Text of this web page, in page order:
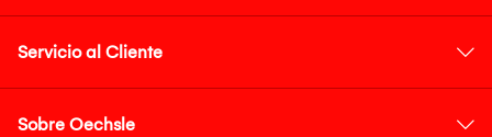
Servicio al Cliente
Sobre Oechsle